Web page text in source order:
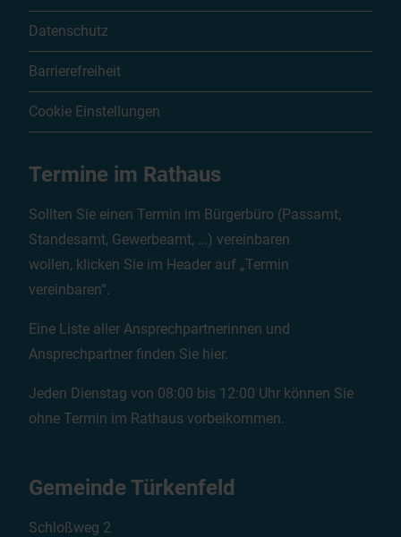
Datenschutz
Barrierefreiheit
Cookie Einstellungen
Termine im Rathaus
Sollten Sie einen Termin im Bürgerbüro (Passamt,
Standesamt, Gewerbeamt, …) vereinbaren
wollen, klicken Sie im Header auf „Termin
vereinbaren“.
Eine Liste aller Ansprechpartnerinnen und
Ansprechpartner finden Sie hier.
Jeden Dienstag von 08:00 bis 12:00 Uhr können Sie
ohne Termin im Rathaus vorbeikommen.
Gemeinde Türkenfeld
Schloßweg 2